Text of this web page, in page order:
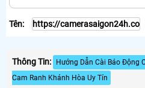
Tên:
Thông Tin: Hướng Dẫn Cài Báo Động
Cam Ranh Khánh Hòa Uy Tín